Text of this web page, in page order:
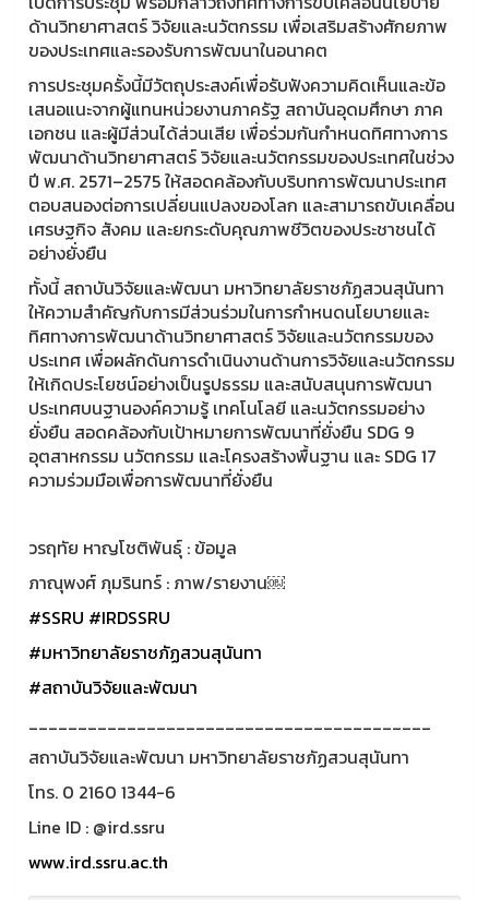
ด้านวิทยาศาสตร์ วิจัยและนวัตกรรม เพื่อเสริมสร้างศักยภาพ
ของประเทศและรองรับการพัฒนาในอนาคต
การประชุมครั้งนี้มีวัตถุประสงค์เพื่อรับฟังความคิดเห็นและข้อ
เสนอแนะจากผู้แทนหน่วยงานภาครัฐ สถาบันอุดมศึกษา ภาค
เอกชน และผู้มีส่วนได้ส่วนเสีย เพื่อร่วมกันกำหนดทิศทางการ
พัฒนาด้านวิทยาศาสตร์ วิจัยและนวัตกรรมของประเทศในช่วง
ปี พ.ศ. 2571–2575 ให้สอดคล้องกับบริบทการพัฒนาประเทศ
ตอบสนองต่อการเปลี่ยนแปลงของโลก และสามารถขับเคลื่อน
เศรษฐกิจ สังคม และยกระดับคุณภาพชีวิตของประชาชนได้
อย่างยั่งยืน
ทั้งนี้ สถาบันวิจัยและพัฒนา มหาวิทยาลัยราชภัฏสวนสุนันทา
ให้ความสำคัญกับการมีส่วนร่วมในการกำหนดนโยบายและ
ทิศทางการพัฒนาด้านวิทยาศาสตร์ วิจัยและนวัตกรรมของ
ประเทศ เพื่อผลักดันการดำเนินงานด้านการวิจัยและนวัตกรรม
ให้เกิดประโยชน์อย่างเป็นรูปธรรม และสนับสนุนการพัฒนา
ประเทศบนฐานองค์ความรู้ เทคโนโลยี และนวัตกรรมอย่าง
ยั่งยืน สอดคล้องกับเป้าหมายการพัฒนาที่ยั่งยืน SDG 9
อุตสาหกรรม นวัตกรรม และโครงสร้างพื้นฐาน และ SDG 17
ความร่วมมือเพื่อการพัฒนาที่ยั่งยืน
วรฤทัย หาญโชติพันธุ์ : ข้อมูล
ภาณุพงศ์ ภุมรินทร์ : ภาพ/รายงาน￼
#SSRU #IRDSSRU
#มหาวิทยาลัยราชภัฏสวนสุนันทา
#สถาบันวิจัยและพัฒนา
_________________________________________
สถาบันวิจัยและพัฒนา มหาวิทยาลัยราชภัฏสวนสุนันทา
โทร. 0 2160 1344-6
Line ID : @ird.ssru
www.ird.ssru.ac.th